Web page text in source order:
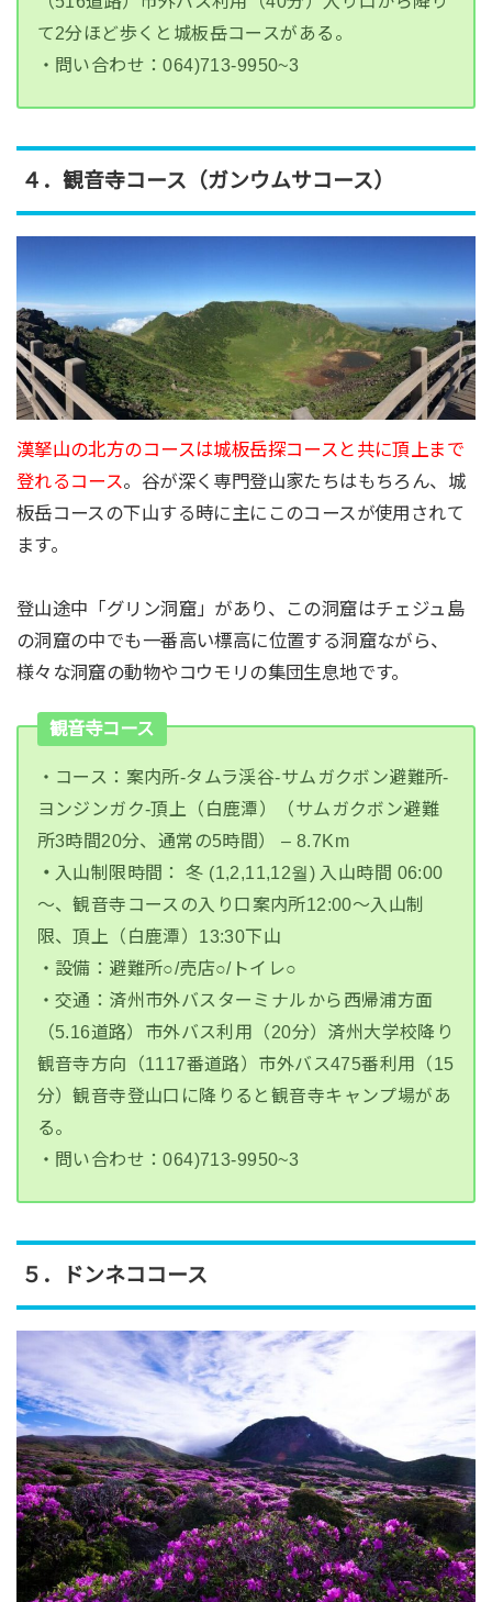
て2分ほど歩くと城板岳コースがある。
・問い合わせ：064)713-9950~3
４．観音寺コース（ガンウムサコース）
漢拏山の北方のコースは城板岳探コースと共に頂上まで
登れるコース。谷が深く専門登山家たちはもちろん、城
板岳コースの下山する時に主にこのコースが使用されて
ます。
登山途中「グリン洞窟」があり、この洞窟はチェジュ島
の洞窟の中でも一番高い標高に位置する洞窟ながら、
様々な洞窟の動物やコウモリの集団生息地です。
観音寺コース
・コース：案内所-タムラ渓谷-サムガクボン避難所-
ヨンジンガク-頂上（白鹿潭）（サムガクボン避難
所3時間20分、通常の5時間） – 8.7Km
・ 入山制限時間： 冬 (1,2,11,12월) 入山時間 06:00
～、観音寺コース の入り口案内所12:00～入山制
限、頂上（白鹿潭）13:30下山
・設備：避難所○/売店○/トイレ○
・交通：済州市外バスターミナルから西帰浦方面
（5.16道路）市外バス利用（20分）済州大学校降り
観音寺方向（1117番道路）市外バス475番利用（15
分）観音寺登山口に降りると観音寺キャンプ場があ
る。
・問い合わせ：064)713-9950~3
５．ドンネココース